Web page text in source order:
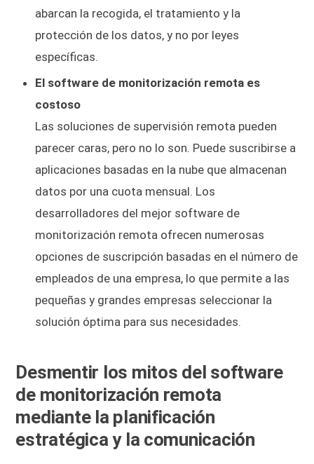
abarcan la recogida, el tratamiento y la
protección de los datos, y no por leyes
específicas.
El software de monitorización remota es
costoso
Las soluciones de supervisión remota pueden
parecer caras, pero no lo son. Puede suscribirse a
aplicaciones basadas en la nube que almacenan
datos por una cuota mensual. Los
desarrolladores del mejor software de
monitorización remota ofrecen numerosas
opciones de suscripción basadas en el número de
empleados de una empresa, lo que permite a las
pequeñas y grandes empresas seleccionar la
solución óptima para sus necesidades.
Desmentir los mitos del software
de monitorización remota
mediante la planificación
estratégica y la comunicación